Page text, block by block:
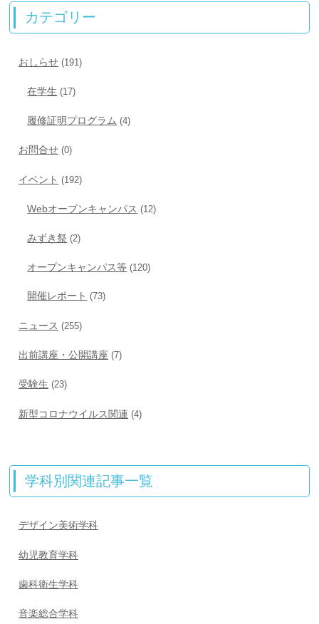
カテゴリー
おしらせ (191)
在学生 (17)
履修証明プログラム (4)
お問合せ (0)
イベント (192)
Webオープンキャンパス (12)
みずき祭 (2)
オープンキャンパス等 (120)
開催レポート (73)
ニュース (255)
出前講座・公開講座 (7)
受験生 (23)
新型コロナウイルス関連 (4)
学科別関連記事一覧
デザイン美術学科
幼児教育学科
歯科衛生学科
音楽総合学科